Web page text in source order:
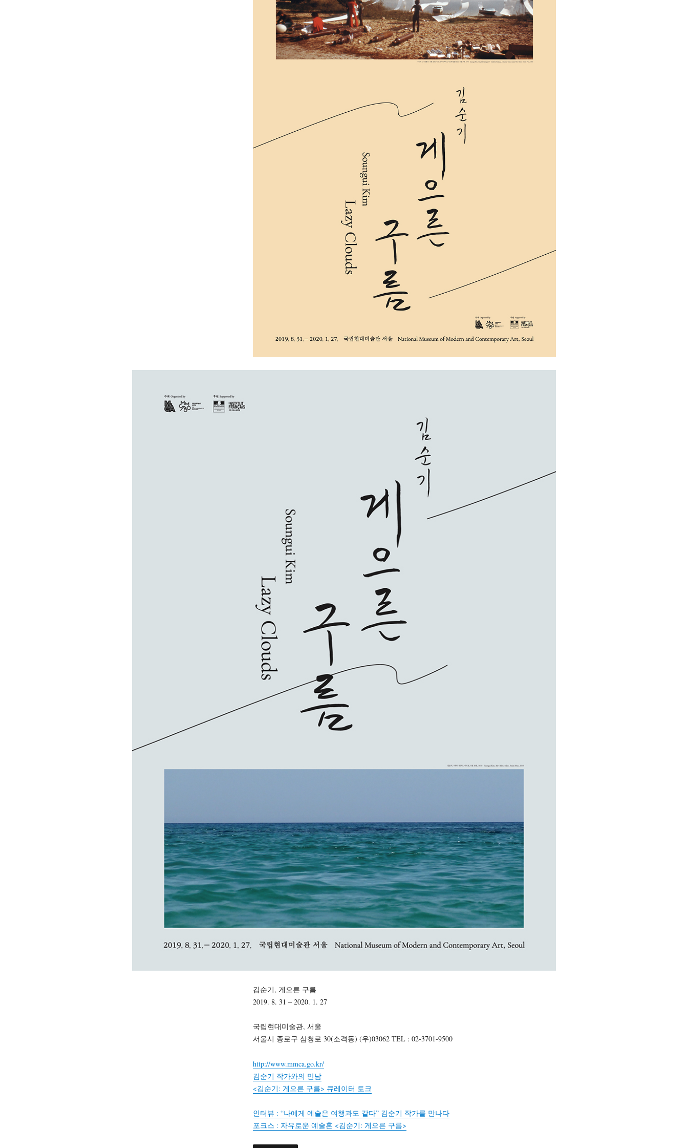
김순기, 게으른 구름
2019. 8. 31 – 2020. 1. 27
국립현대미술관, 서울
서울시 종로구 삼청로 30(소격동) (우)03062 TEL : 02-3701-9500
http://www.mmca.go.kr/
김순기 작가와의 만남
<김순기: 게으른 구름> 큐레이터 토크
인터뷰 : “나에게 예술은 여행과도 같다” 김순기 작가를 만나다
포크스 : 자유로운 예술혼 <김순기: 게으른 구름>